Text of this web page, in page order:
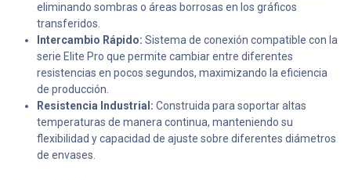
eliminando sombras o áreas borrosas en los gráficos
transferidos.
Intercambio Rápido: Sistema de conexión compatible con la
serie Elite Pro que permite cambiar entre diferentes
resistencias en pocos segundos, maximizando la eficiencia
de producción.
Resistencia Industrial: Construida para soportar altas
temperaturas de manera continua, manteniendo su
flexibilidad y capacidad de ajuste sobre diferentes diámetros
de envases.